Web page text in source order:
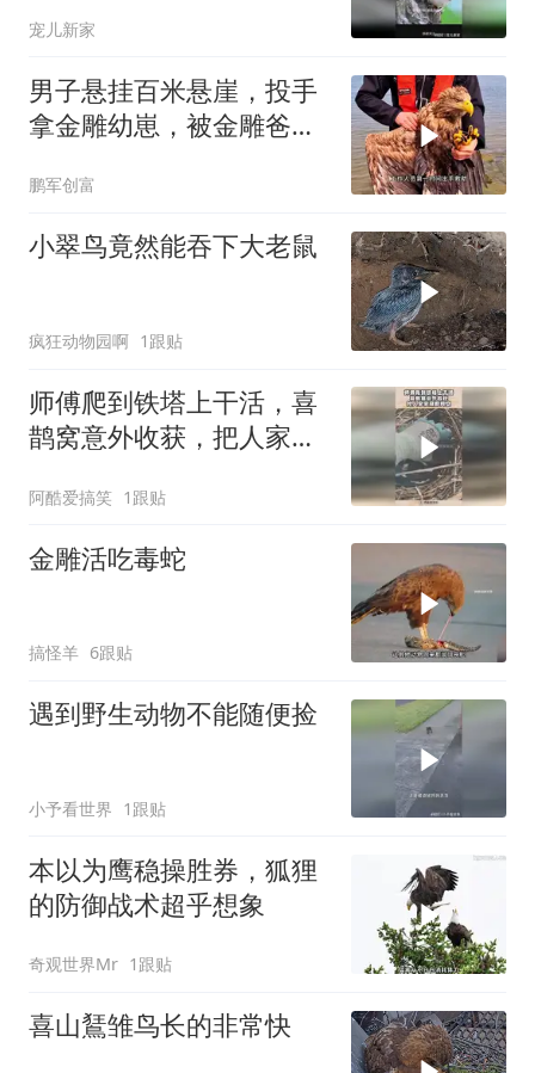
宠儿新家
男子悬挂百米悬崖，投手
拿金雕幼崽，被金雕爸爸
鹏军创富
小翠鸟竟然能吞下大老鼠
疯狂动物园啊 1跟贴
师傅爬到铁塔上干活，喜
鹊窝意外收获，把人家家
阿酷爱搞笑 1跟贴
金雕活吃毒蛇
搞怪羊 6跟贴
遇到野生动物不能随便捡
小予看世界 1跟贴
本以为鹰稳操胜券，狐狸
的防御战术超乎想象
奇观世界Mr 1跟贴
喜山鵟雏鸟长的非常快